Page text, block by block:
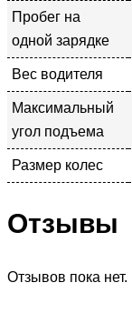
Пробег на
одной зарядке
Вес водителя
Максимальный
угол подъема
Размер колес
Отзывы
Отзывов пока нет.